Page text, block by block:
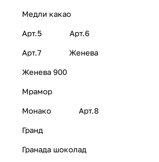
Медли какао
Арт.5 Арт.6
Арт.7 Женева
Женева 900
Мрамор
Монако Арт.8
Гранд
Гранада шоколад